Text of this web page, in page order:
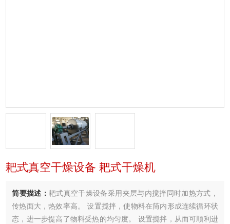
耙式真空干燥设备 耙式干燥机
简要描述： 耙式真空干燥设备采用夹层与内搅拌同时加热方式，
传热面大，热效率高。 设置搅拌，使物料在筒内形成连续循环状
态，进一步提高了物料受热的均匀度。 设置搅拌，从而可顺利进